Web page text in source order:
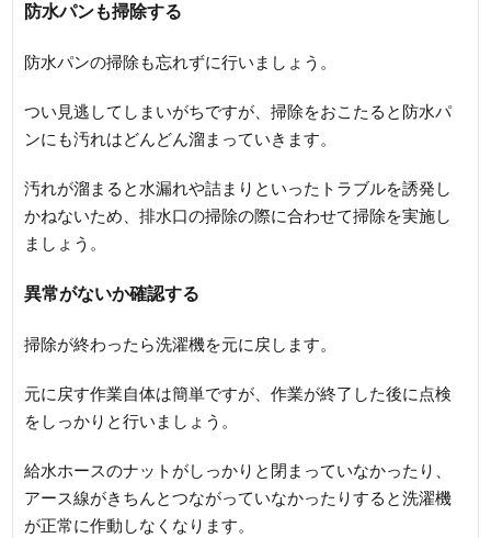
防水パンも掃除する
防水パンの掃除も忘れずに行いましょう。
つい見逃してしまいがちですが、掃除をおこたると防水パ
ンにも汚れはどんどん溜まっていきます。
汚れが溜まると水漏れや詰まりといったトラブルを誘発し
かねないため、排水口の掃除の際に合わせて掃除を実施し
ましょう。
異常がないか確認する
掃除が終わったら洗濯機を元に戻します。
元に戻す作業自体は簡単ですが、作業が終了した後に点検
をしっかりと行いましょう。
給水ホースのナットがしっかりと閉まっていなかったり、
アース線がきちんとつながっていなかったりすると洗濯機
が正常に作動しなくなります。